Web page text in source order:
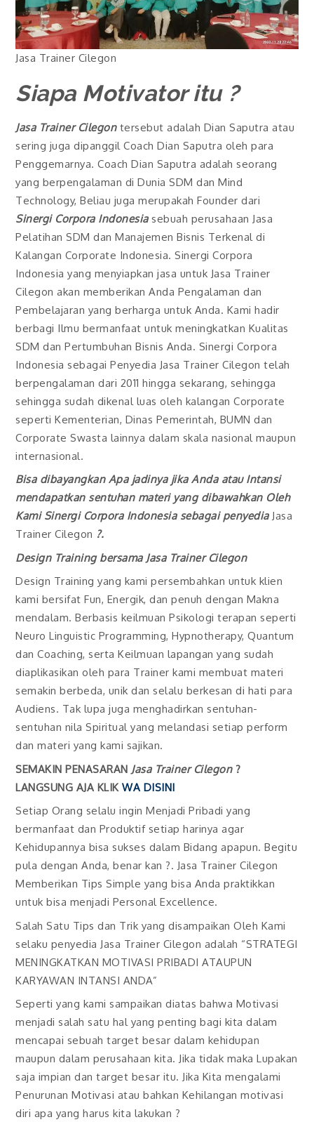
Jasa Trainer Cilegon
Siapa Motivator itu ?
Jasa Trainer Cilegontersebut adalah Dian Saputra atau
sering juga dipanggil Coach Dian Saputra oleh para
Penggemarnya. Coach Dian Saputra adalah seorang
yang berpengalaman di Dunia SDM dan Mind
Technology, Beliau juga merupakah Founder dari
Sinergi Corpora Indonesiasebuah perusahaan Jasa
Pelatihan SDM dan Manajemen Bisnis Terkenal di
Kalangan Corporate Indonesia. Sinergi Corpora
Indonesia yang menyiapkan jasa untuk Jasa Trainer
Cilegon akan memberikan Anda Pengalaman dan
Pembelajaran yang berharga untuk Anda. Kami hadir
berbagi Ilmu bermanfaat untuk meningkatkan Kualitas
SDM dan Pertumbuhan Bisnis Anda. Sinergi Corpora
Indonesia sebagai Penyedia Jasa Trainer Cilegon telah
berpengalaman dari 2011 hingga sekarang, sehingga
sehingga sudah dikenal luas oleh kalangan Corporate
seperti Kementerian, Dinas Pemerintah, BUMN dan
Corporate Swasta lainnya dalam skala nasional maupun
internasional.
Bisa dibayangkan Apa jadinya jika Anda atau Intansi
mendapatkan sentuhan materi yang dibawahkan Oleh
Kami Sinergi Corpora Indonesia sebagai penyedia Jasa
Trainer Cilegon ?.
Design Training bersama Jasa Trainer Cilegon
Design Training yang kami persembahkan untuk klien
kami bersifat Fun, Energik, dan penuh dengan Makna
mendalam. Berbasis keilmuan Psikologi terapan seperti
Neuro Linguistic Programming, Hypnotherapy, Quantum
dan Coaching, serta Keilmuan lapangan yang sudah
diaplikasikan oleh para Trainer kami membuat materi
semakin berbeda, unik dan selalu berkesan di hati para
Audiens. Tak lupa juga menghadirkan sentuhan-
sentuhan nila Spiritual yang melandasi setiap perform
dan materi yang kami sajikan.
SEMAKIN PENASARAN Jasa Trainer Cilegon ?
LANGSUNG AJA KLIKWA DISINI
Setiap Orang selalu ingin Menjadi Pribadi yang
bermanfaat dan Produktif setiap harinya agar
Kehidupannya bisa sukses dalam Bidang apapun. Begitu
pula dengan Anda, benar kan ?. Jasa Trainer Cilegon
Memberikan Tips Simple yang bisa Anda praktikkan
untuk bisa menjadi Personal Excellence.
Salah Satu Tips dan Trik yang disampaikan Oleh Kami
selaku penyedia Jasa Trainer Cilegon adalah “STRATEGI
MENINGKATKAN MOTIVASI PRIBADI ATAUPUN
KARYAWAN INTANSI ANDA”
Seperti yang kami sampaikan diatas bahwa Motivasi
menjadi salah satu hal yang penting bagi kita dalam
mencapai sebuah target besar dalam kehidupan
maupun dalam perusahaan kita. Jika tidak maka Lupakan
saja impian dan target besar itu. Jika Kita mengalami
Penurunan Motivasi atau bahkan Kehilangan motivasi
diri apa yang harus kita lakukan ?